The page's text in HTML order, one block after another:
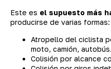
Este es el supuesto más
producirse de varias formas:
Atropello del ciclista
moto, camión,
Colisión por alcance